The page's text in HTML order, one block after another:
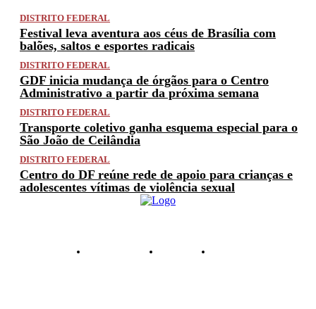
DISTRITO FEDERAL
Festival leva aventura aos céus de Brasília com
balões, saltos e esportes radicais
DISTRITO FEDERAL
GDF inicia mudança de órgãos para o Centro
Administrativo a partir da próxima semana
DISTRITO FEDERAL
Transporte coletivo ganha esquema especial para o
São João de Ceilândia
DISTRITO FEDERAL
Centro do DF reúne rede de apoio para crianças e
adolescentes vítimas de violência sexual